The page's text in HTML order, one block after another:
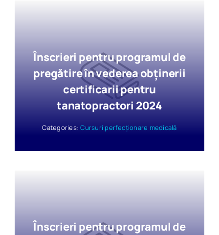
Înscrieri pentru programul de
pregătire în vederea obținerii
certificarii pentru
tanatopractori 2024
Categories:Cursuri perfecționare medicală
Înscrieri pentru programul de